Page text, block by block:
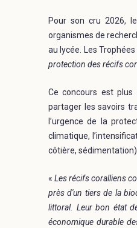
Pour son cru 2026,
organismes de
au lycée. Les
protection des récifs
Ce concours est plus
partager les savoirs
l’urgence de la
climatique,
côtière, sédimentation).
«Les récifs coralliens
près d'un tiers de la
littoral. Leur bon état
économique durable